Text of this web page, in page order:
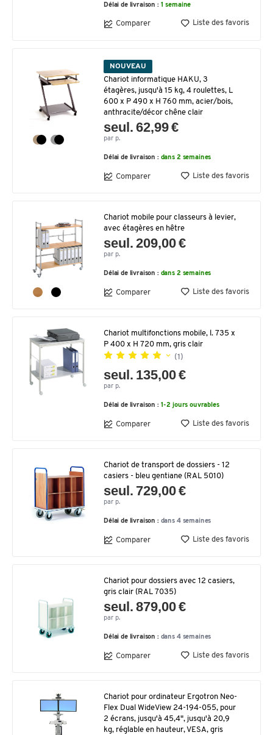
Délai de livraison : 1 semaine
Comparer Liste des favoris
NOUVEAU
Chariot informatique HAKU, 3
étagères, jusqu'à 15 kg, 4 roulettes, L
600 x P 490 x H 760 mm, acier/bois,
anthracite/décor chêne clair
seul. 62,99 €
par p.
Délai de livraison : dans 2 semaines
Comparer Liste des favoris
Chariot mobile pour classeurs à levier,
avec étagères en hêtre
seul. 209,00 €
par p.
Délai de livraison : dans 2 semaines
Comparer Liste des favoris
Chariot multifonctions mobile, l. 735 x
P 400 x H 720 mm, gris clair
(1)
seul. 135,00 €
par p.
Délai de livraison : 1-2 jours ouvrables
Comparer Liste des favoris
Chariot de transport de dossiers - 12
casiers - bleu gentiane (RAL 5010)
seul. 729,00 €
par p.
Délai de livraison : dans 4 semaines
Comparer Liste des favoris
Chariot pour dossiers avec 12 casiers,
gris clair (RAL 7035)
seul. 879,00 €
par p.
Délai de livraison : dans 4 semaines
Comparer Liste des favoris
Chariot pour ordinateur Ergotron Neo-
Flex Dual WideView 24-194-055, pour
2 écrans, jusqu'à 45,4", jusqu'à 20,9
kg, réglable en hauteur, VESA, gris